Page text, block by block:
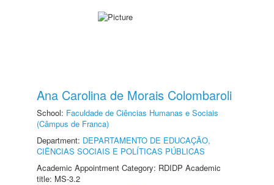
Ana Carolina de Morais Colombaroli
School: Faculdade de Ciências Humanas e Sociais
(Câmpus de Franca)
Department: DEPARTAMENTO DE EDUCAÇÃO,
CIÊNCIAS SOCIAIS E POLÍTICAS PÚBLICAS
Academic Appointment Category: RDIDP Academic
title: MS-3.2